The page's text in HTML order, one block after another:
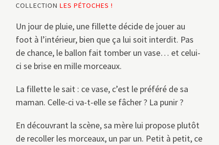
COLLECTION LES PÉTOCHES !
Un jour de pluie, une fillette décide de jouer au
foot à l’intérieur, bien que ça lui soit interdit. Pas
de chance, le ballon fait tomber un vase… et celui-
ci se brise en mille morceaux.
La fillette le sait : ce vase, c’est le préféré de sa
maman. Celle-ci va-t-elle se fâcher ? La punir ?
En découvrant la scène, sa mère lui propose plutôt
de recoller les morceaux, un par un. Petit à petit, ce